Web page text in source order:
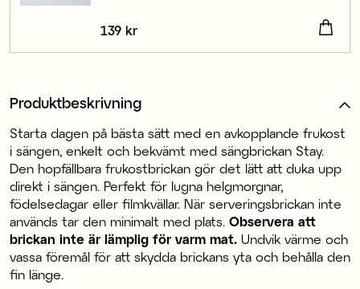
Pris :139 kr
139 kr
Produktbeskrivning
Starta dagen på bästa sätt med en avkopplande frukost
i sängen, enkelt och bekvämt med sängbrickan Stay.
Den hopfällbara frukostbrickan gör det lätt att duka upp
direkt i sängen. Perfekt för lugna helgmorgnar,
födelsedagar eller filmkvällar. När serveringsbrickan inte
används tar den minimalt med plats. Observera att
brickan inte är lämplig för varm mat. Undvik värme och
vassa föremål för att skydda brickans yta och behålla den
fin länge.